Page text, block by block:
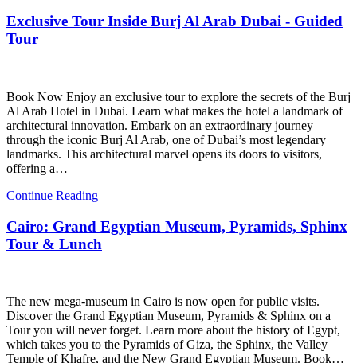
Exclusive Tour Inside Burj Al Arab Dubai - Guided
Tour
Book Now Enjoy an exclusive tour to explore the secrets of the Burj
Al Arab Hotel in Dubai. Learn what makes the hotel a landmark of
architectural innovation. Embark on an extraordinary journey
through the iconic Burj Al Arab, one of Dubai’s most legendary
landmarks. This architectural marvel opens its doors to visitors,
offering a…
Continue Reading
Cairo: Grand Egyptian Museum, Pyramids, Sphinx
Tour & Lunch
The new mega-museum in Cairo is now open for public visits.
Discover the Grand Egyptian Museum, Pyramids & Sphinx on a
Tour you will never forget. Learn more about the history of Egypt,
which takes you to the Pyramids of Giza, the Sphinx, the Valley
Temple of Khafre, and the New Grand Egyptian Museum. Book…